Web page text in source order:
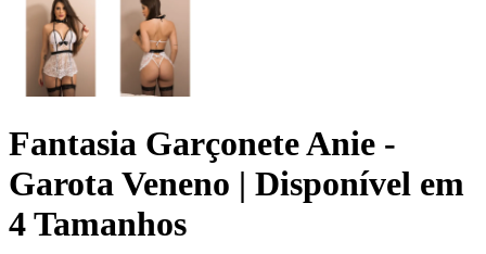
Fantasia Garçonete Anie -
Garota Veneno | Disponível em
4 Tamanhos